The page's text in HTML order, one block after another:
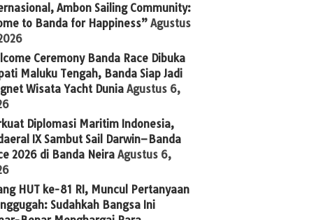
Ambon Sailing Community:
to Banda for Happiness” Agustus
Ceremony Banda Race Dibuka
Maluku Tengah, Banda Siap Jadi
Wisata Yacht Dunia Agustus 6,
Diplomasi Maritim Indonesia,
IX Sambut Sail Darwin–Banda
2026 di Banda Neira Agustus 6,
HUT ke-81 RI, Muncul Pertanyaan
Sudahkah Bangsa Ini